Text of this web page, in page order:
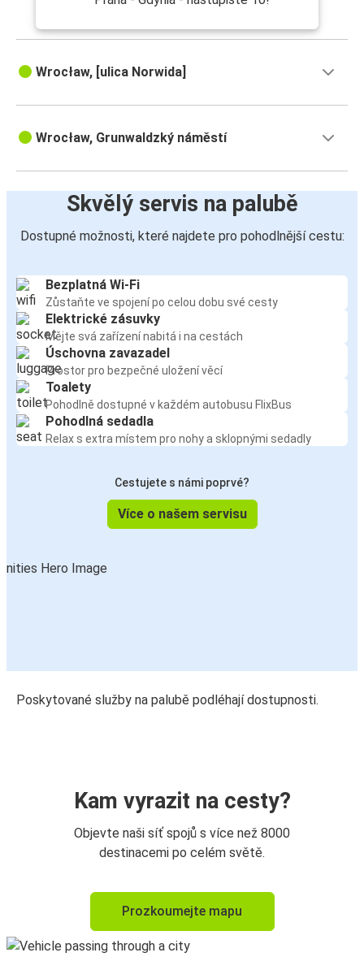
Wrocław, [ulica Norwida]
Wrocław, Grunwaldzký náměstí
Skvělý servis na palubě
Dostupné možnosti, které najdete pro pohodlnější cestu:
Bezplatná Wi-Fi
Zůstaňte ve spojení po celou dobu své cesty
Elektrické zásuvky
Mějte svá zařízení nabitá i na cestách
Úschovna zavazadel
Prostor pro bezpečné uložení věcí
Toalety
Pohodlně dostupné v každém autobusu FlixBus
Pohodlná sedadla
Relax s extra místem pro nohy a sklopnými sedadly
Cestujete s námi poprvé?
Více o našem servisu
Poskytované služby na palubě podléhají dostupnosti.
Kam vyrazit na cesty?
Objevte naši síť spojů s více než 8000
destinacemi po celém světě.
Prozkoumejte mapu